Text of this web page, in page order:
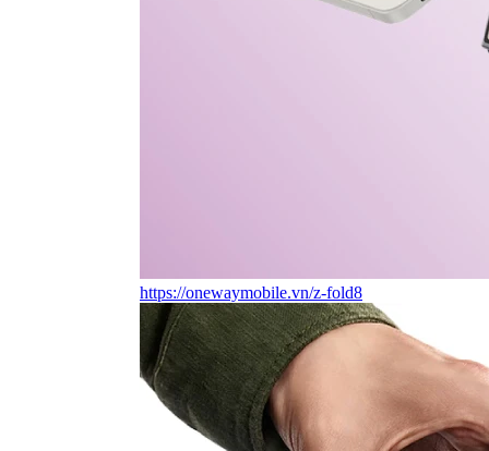
https://onewaymobile.vn/z-fold8